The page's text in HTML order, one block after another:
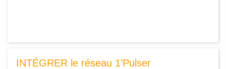
INTÉGRER le réseau 1’Pulser